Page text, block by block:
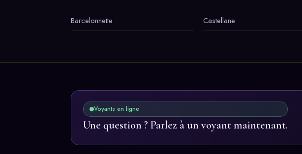
Barcelonnette Castellane
Voyants en ligne
Une question ? Parlez à un voyant maintenant.